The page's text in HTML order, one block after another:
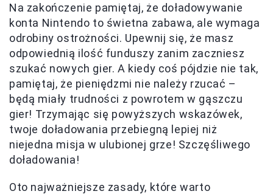
Na zakończenie pamiętaj, że doładowywanie
konta Nintendo to świetna zabawa, ale wymaga
odrobiny ostrożności. Upewnij się, że masz
odpowiednią ilość funduszy zanim zaczniesz
szukać nowych gier. A kiedy coś pójdzie nie tak,
pamiętaj, że pieniędzmi nie należy rzucać –
będą miały trudności z powrotem w gąszczu
gier! Trzymając się powyższych wskazówek,
twoje doładowania przebiegną lepiej niż
niejedna misja w ulubionej grze! Szczęśliwego
doładowania!
Oto najważniejsze zasady, które warto